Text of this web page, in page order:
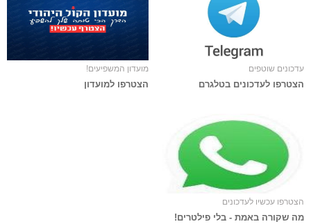
עדכונים שוטפים
הצטרפו לעדכונים בטלגרם
מועדון המשפיעים!
הצטרפו למועדון
הצטרפו עכשיו לעדכונים
מה שקורה באמת - בלי פילטרים!